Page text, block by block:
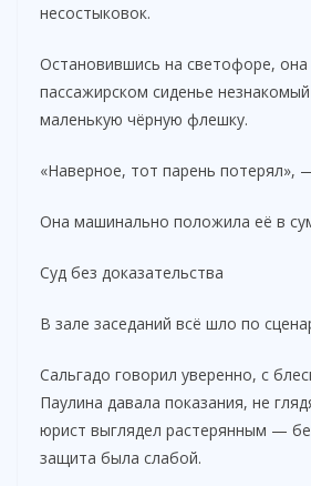
несостыковок.
Остановившись на светофоре, она
пассажирском сиденье
маленькую чёрную флешку.
«Наверное, тот парень потерял»,
Она машинально положила её в
Суд без доказательства
В зале заседаний всё шло по
Сальгадо говорил уверенно, с
Паулина давала показания, не
юрист выглядел растерянным —
защита была слабой.